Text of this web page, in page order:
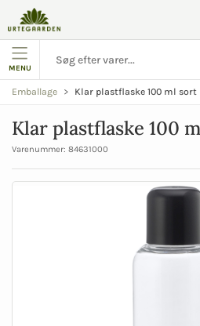
MENU
Emballage Klar plastflaske 100 ml sort
Klar plastflaske 100
Varenummer: 84631000